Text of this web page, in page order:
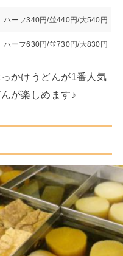
ハーフ340円/並440円/大540円
ハーフ630円/並730円/大830円
かけうどんが1番人気
が楽しめます♪